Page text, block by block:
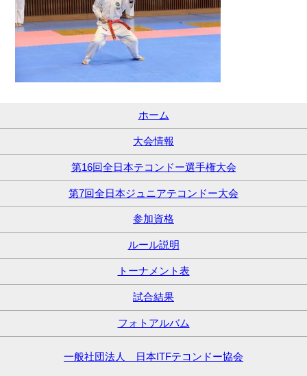
ホーム
大会情報
第16回全日本テコンドー選手権大会
第7回全日本ジュニアテコンドー大会
参加資格
ルール説明
トーナメント表
試合結果
フォトアルバム
一般社団法人 日本ITFテコンドー協会